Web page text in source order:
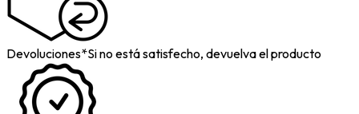
Devoluciones*Si no está satisfecho, devuelva el producto